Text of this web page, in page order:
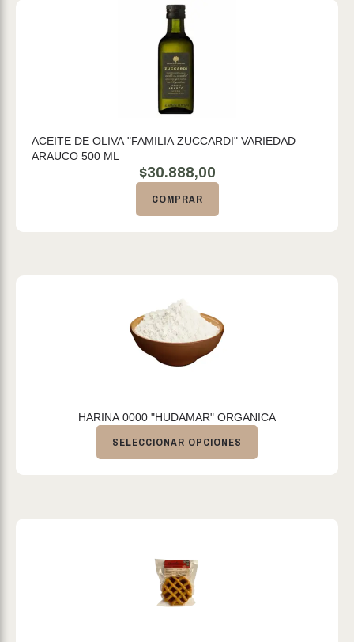
ACEITE DE OLIVA "FAMILIA ZUCCARDI" VARIEDAD
ARAUCO 500 ML
$30.888,00
COMPRAR
HARINA 0000 "HUDAMAR" ORGANICA
SELECCIONAR OPCIONES